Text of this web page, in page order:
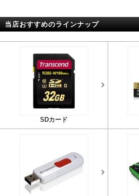
当店おすすめのラインナップ
SDカード